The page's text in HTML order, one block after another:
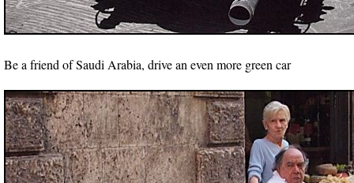
Be a friend of Saudi Arabia, drive an even more green car